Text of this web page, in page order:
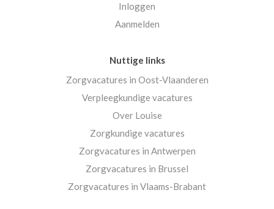
Inloggen
Aanmelden
Nuttige links
Zorgvacatures in Oost-Vlaanderen
Verpleegkundige vacatures
Over Louise
Zorgkundige vacatures
Zorgvacatures in Antwerpen
Zorgvacatures in Brussel
Zorgvacatures in Vlaams-Brabant